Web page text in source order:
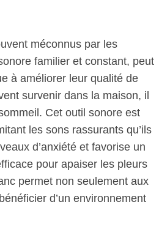
méconnus par les
familier et constant, peut
à améliorer leur qualité de
survenir dans la maison, il
Cet outil sonore est
les sons rassurants qu’ils
d’anxiété et favorise un
pour apaiser les pleurs
permet non seulement aux
d’un environnement